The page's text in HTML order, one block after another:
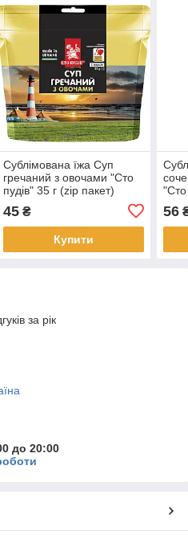
Сублімована їжа Суп
гречаний з овочами "Сто
пудів" 35 г (zip пакет)
45₴
Купити
"Сто
56
за рік
до 20:00